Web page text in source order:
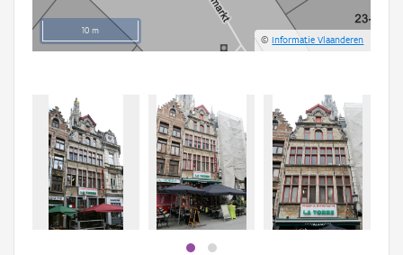
10 m
©Informatie Vlaanderen